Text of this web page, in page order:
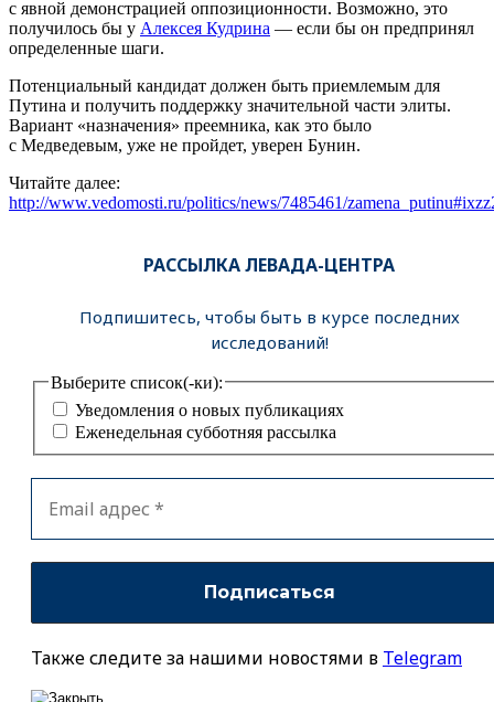
с явной демонстрацией оппозиционности. Возможно, это
получилось бы у Алексея Кудрина — если бы он предпринял
определенные шаги.
Потенциальный кандидат должен быть приемлемым для
Путина и получить поддержку значительной части элиты.
Вариант «назначения» преемника, как это было
с Медведевым, уже не пройдет, уверен Бунин.
Читайте далее:
http://www.vedomosti.ru/politics/news/7485461/
РАССЫЛКА ЛЕВАДА-ЦЕНТРА
Подпишитесь, чтобы быть в курсе последних
исследований!
Выберите список(-ки):
Уведомления о новых публикациях
Еженедельная субботняя рассылка
Также следите за нашими новостями в Telegram